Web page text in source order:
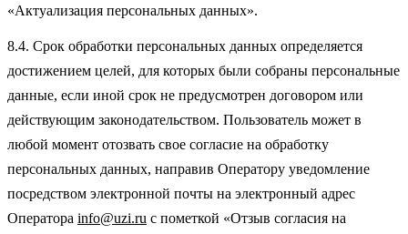
«Актуализация персональных данных».
8.4. Срок обработки персональных данных определяется
достижением целей, для которых были собраны персональные
данные, если иной срок не предусмотрен договором или
действующим законодательством. Пользователь может в
любой момент отозвать свое согласие на обработку
персональных данных, направив Оператору уведомление
посредством электронной почты на электронный адрес
Оператора info@uzi.ru с пометкой «Отзыв согласия на